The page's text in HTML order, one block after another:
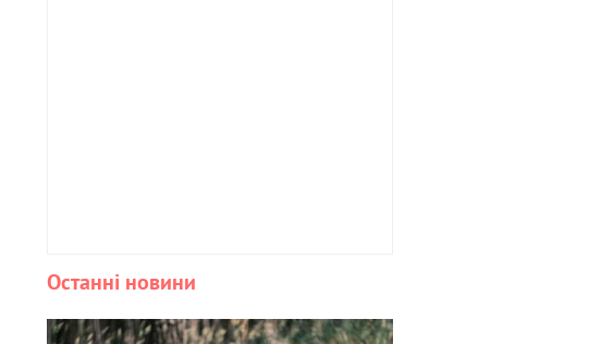
Останні новини